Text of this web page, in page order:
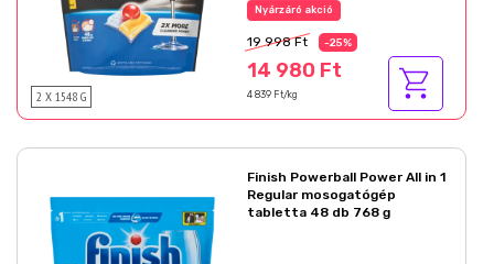
2 X 1548 G
Nyárzáró akció
19 998 Ft -25%
14 980 Ft
4 839 Ft/kg
Finish Powerball Power All in 1
Regular mosogatógép
tabletta 48 db 768 g